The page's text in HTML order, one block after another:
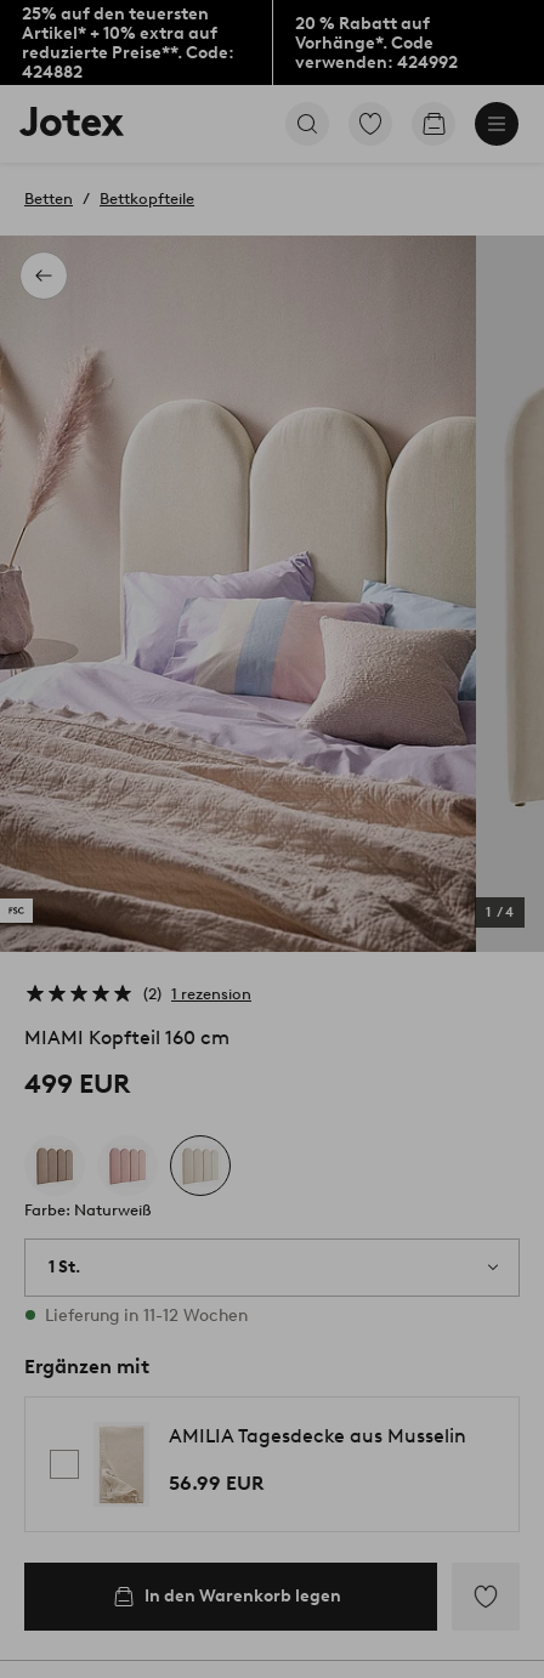
25% auf den teuersten
Artikel* + 10% extra auf
reduzierte Preise**. Code:
424882
20 % Rabatt auf
Vorhänge*. Code
verwenden: 424992
Jotex-
Logo
Startseite
Zu
Produkten
Zum
Zurück
Betten Bettkopfteile
1 /4
2 1 rezension
MIAMI Kopfteil 160 cm
499 EUR
Farbe: Naturweiß
1 St.
Vorrätig
Lieferung in 11-12 Wochen
Ergänzen mit
AMILIA Tagesdecke aus Musselin
56.99 EUR
In den Warenkorb legen
Favoriten